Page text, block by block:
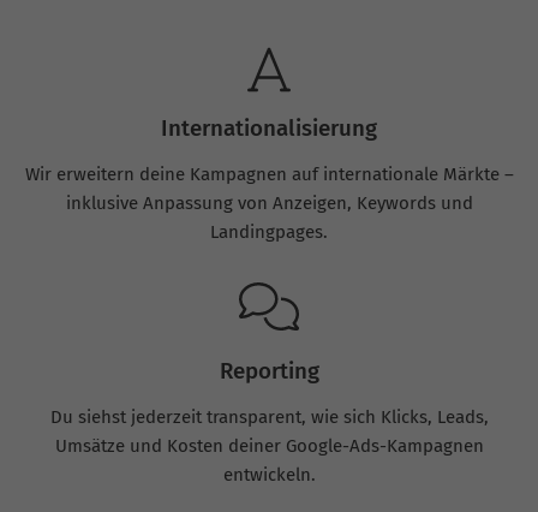
Internationalisierung
Wir erweitern deine Kampagnen auf internationale Märkte –
inklusive Anpassung von Anzeigen, Keywords und
Landingpages.
Reporting
Du siehst jederzeit transparent, wie sich Klicks, Leads,
Umsätze und Kosten deiner Google-Ads-Kampagnen
entwickeln.